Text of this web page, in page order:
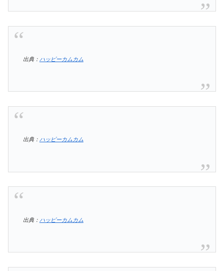
出典： ハッピーカムカム
出典： ハッピーカムカム
出典： ハッピーカムカム